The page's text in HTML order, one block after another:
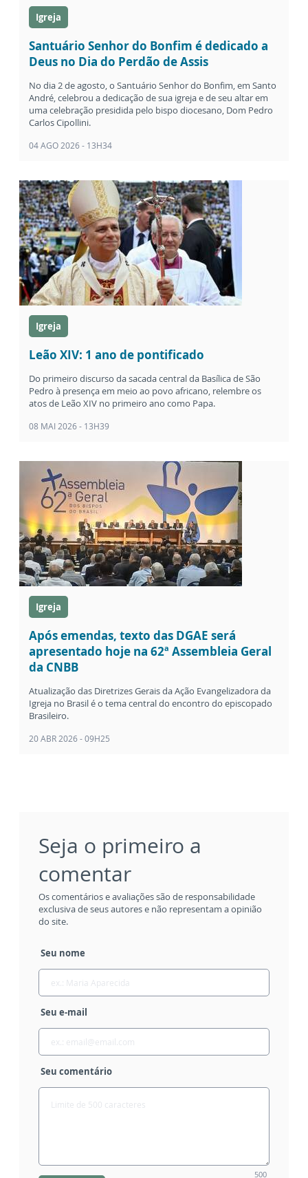
Igreja
Santuário Senhor do Bonfim é dedicado a
Deus no Dia do Perdão de Assis
No dia 2 de agosto, o Santuário Senhor do Bonfim, em Santo
André, celebrou a dedicação de sua igreja e de seu altar em
uma celebração presidida pelo bispo diocesano, Dom Pedro
Carlos Cipollini.
04 AGO 2026 - 13H34
Igreja
Leão XIV: 1 ano de pontificado
Do primeiro discurso da sacada central da Basílica de São
Pedro à presença em meio ao povo africano, relembre os
atos de Leão XIV no primeiro ano como Papa.
08 MAI 2026 - 13H39
Igreja
Após emendas, texto das DGAE será
apresentado hoje na 62ª Assembleia Geral
da CNBB
Atualização das Diretrizes Gerais da Ação Evangelizadora da
Igreja no Brasil é o tema central do encontro do episcopado
Brasileiro.
20 ABR 2026 - 09H25
Seja o primeiro a
comentar
Os comentários e avaliações são de responsabilidade
exclusiva de seus autores e não representam a opinião
do site.
Seu nome
Seu e-mail
Seu comentário
500